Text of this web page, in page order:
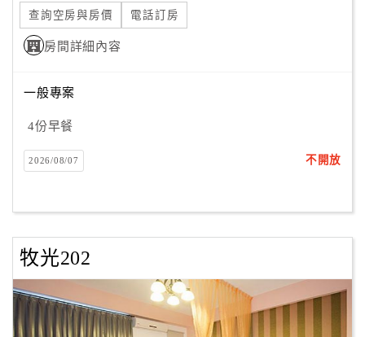
作
提
案
店
作
商
合
作
查詢空房與房價 電話訂房
房間詳細內容
一般專案
4份早餐
2026/08/07 不開放
牧光202